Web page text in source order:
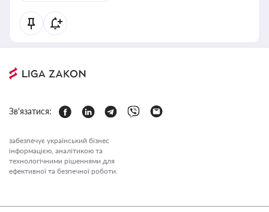
Зв'язатися:
забезпечує український бізнес
інформацією, аналітикою та
технологічними рішеннями для
ефективної та безпечної роботи.